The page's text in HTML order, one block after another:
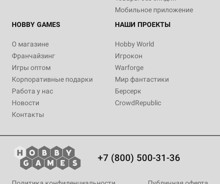
Мобильное приложение
HOBBY GAMES
О магазине
Франчайзинг
Игры оптом
Корпоративные подарки
Работа у нас
Новости
Контакты
НАШИ ПРОЕКТЫ
Hobby World
Игрокон
Warforge
Мир фантастики
Берсерк
CrowdRepublic
+7 (800) 500-31-36